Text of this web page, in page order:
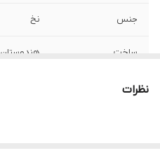
جنس نخ
ساخت هندوستان
نظرات